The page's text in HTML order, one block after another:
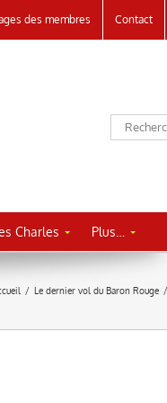
des membres Contact
Charles Plus…
/ Le dernier vol du Baron Rouge /